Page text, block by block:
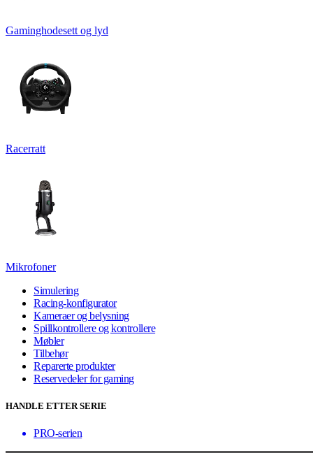
Gaminghodesett og lyd
Racerratt
Mikrofoner
Simulering
Racing-konfigurator
Kameraer og belysning
Spillkontrollere og kontrollere
Møbler
Tilbehør
Reparerte produkter
Reservedeler for gaming
HANDLE ETTER SERIE
PRO-serien